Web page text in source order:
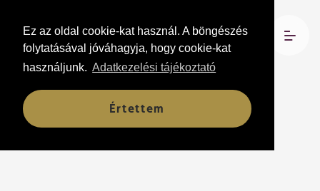
Ez az oldal cookie-kat használ. A böngészés
folytatásával jóváhagyja, hogy cookie-kat
használjunk. Adatkezelési tájékoztató
Értettem
Hírek